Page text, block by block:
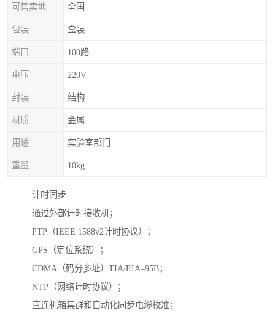
可售卖地 全国
包装 盒装
端口 100路
电压 220V
封装 结构
材质 金属
用途 实验室部门
重量 10kg
计时同步
通过外部计时接收机；
PTP（IEEE 1588v2计时协议）；
GPS（定位系统）；
CDMA（码分多址）TIA/EIA–95B；
NTP（网络计时协议）；
直连机箱集群和自动化同步电缆校准；